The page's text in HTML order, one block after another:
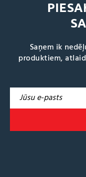
Saņem ik
produktiem,